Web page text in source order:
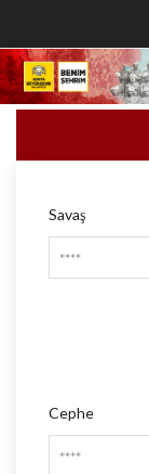
Savaş
****
Cephe
****